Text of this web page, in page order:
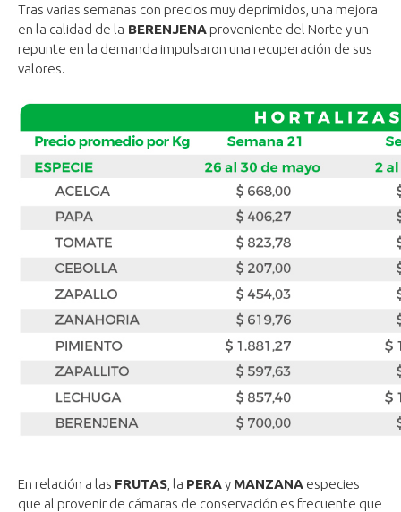
Tras varias semanas con precios muy deprimidos, una mejora
en la calidad de la BERENJENA proveniente del Norte y un
repunte en la demanda impulsaron una recuperación de sus
valores.
En relación a las FRUTAS , la PERAy MANZANA especies
que al provenir de cámaras de conservación es frecuente que